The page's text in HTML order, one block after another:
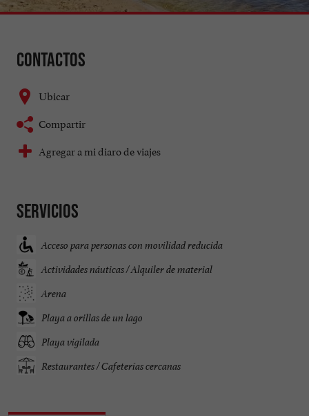
Contactos
Ubicar
Compartir
Agregar a mi diaro de viajes
Servicios
Acceso para personas con movilidad reducida
Actividades náuticas / Alquiler de material
Arena
Playa a orillas de un lago
Playa vigilada
Restaurantes / Cafeterías cercanas